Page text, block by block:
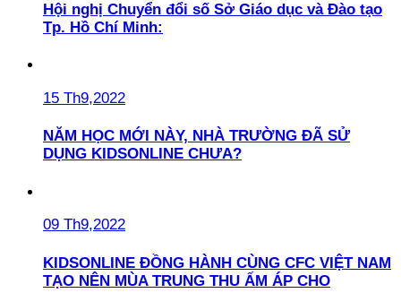
Hội nghị Chuyển đổi số Sở Giáo dục và Đào tạo
Tp. Hồ Chí Minh:
15 Th9,2022
NĂM HỌC MỚI NÀY, NHÀ TRƯỜNG ĐÃ SỬ
DỤNG KIDSONLINE CHƯA?
09 Th9,2022
KIDSONLINE ĐỒNG HÀNH CÙNG CFC VIỆT NAM
TẠO NÊN MÙA TRUNG THU ẤM ÁP CHO